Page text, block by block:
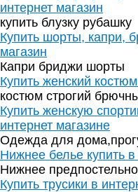
интернет магазин
купить блузку рубашку
Купить шорты, капри,
магазин
Капри бриджи шорты
Купить женский
костюм строгий
Купить женскую
интернет магазине
Одежда для
Нижнее белье купить
Нижнее
Купить трусики в